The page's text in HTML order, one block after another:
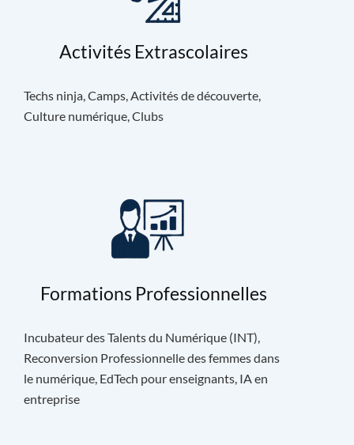
Activités Extrascolaires
Techs ninja, Camps, Activités de découverte,
Culture numérique, Clubs
Formations Professionnelles
Incubateur des Talents du Numérique (INT),
Reconversion Professionnelle des femmes dans
le numérique, EdTech pour enseignants, IA en
entreprise